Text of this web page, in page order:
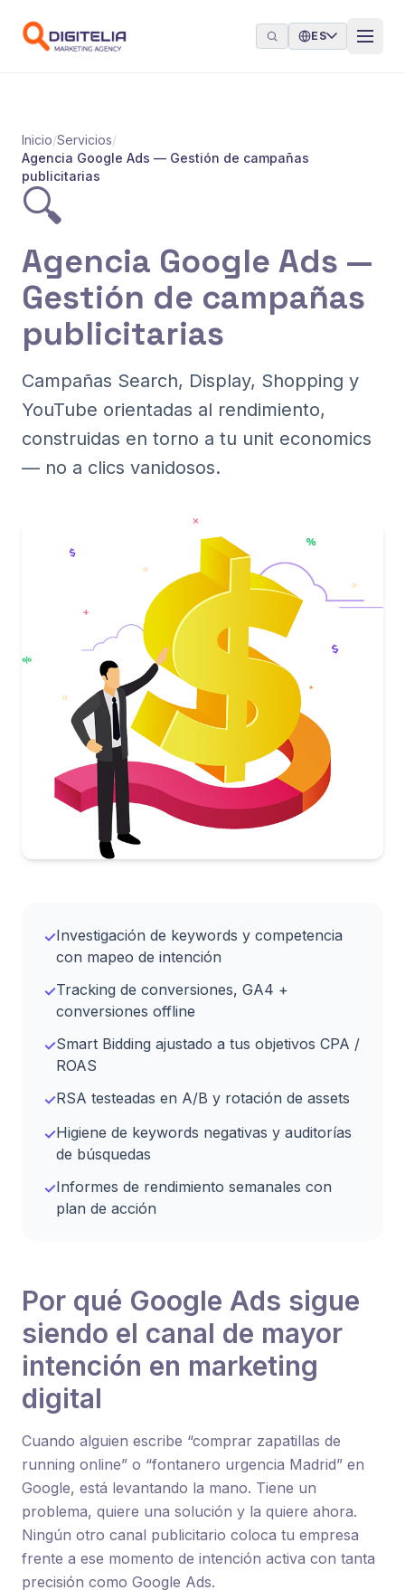
ES
Inicio/Servicios/
Agencia Google Ads — Gestión de campañas
publicitarias
🔍
Agencia Google Ads —
Gestión de campañas
publicitarias
Campañas Search, Display, Shopping y
YouTube orientadas al rendimiento,
construidas en torno a tu unit economics
— no a clics vanidosos.
✓Investigación de keywords y competencia
con mapeo de intención
✓Tracking de conversiones, GA4 +
conversiones offline
✓Smart Bidding ajustado a tus objetivos CPA /
ROAS
✓RSA testeadas en A/B y rotación de assets
✓Higiene de keywords negativas y auditorías
de búsquedas
✓Informes de rendimiento semanales con
plan de acción
Por qué Google Ads sigue
siendo el canal de mayor
intención en marketing
digital
Cuando alguien escribe “comprar zapatillas de
running online” o “fontanero urgencia Madrid” en
Google, está levantando la mano. Tiene un
problema, quiere una solución y la quiere ahora.
Ningún otro canal publicitario coloca tu empresa
frente a ese momento de intención activa con tanta
precisión como Google Ads.